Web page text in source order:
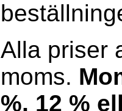
Alla priser
moms.
%, 12 %